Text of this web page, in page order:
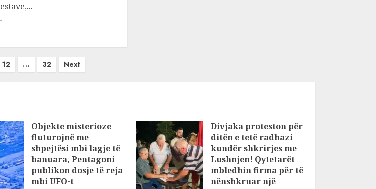
12 … 32 Next
Objekte misterioze
fluturojnë me
shpejtësi mbi lagje të
banuara, Pentagoni
publikon dosje të reja
mbi UFO-t
Divjaka proteston për
ditën e tetë radhazi
kundër shkrirjes me
Lushnjen! Qytetarët
mbledhin firma për të
nënshkruar një